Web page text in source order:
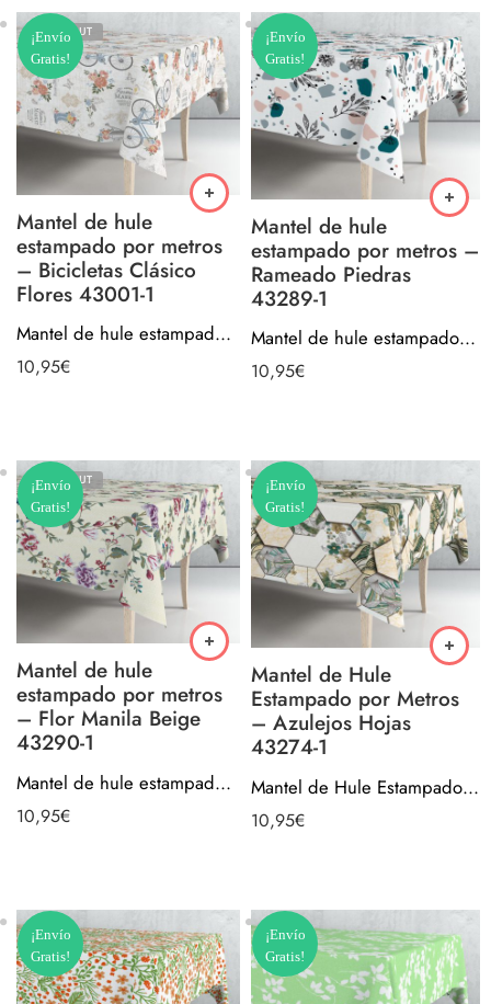
¡Envío
Gratis!
SOLD OUT
Mantel de hule
estampado por metros
– Bicicletas Clásico
Flores 43001-1
Mantel de hule estampado por metros – Bicicletas Clásico Flores 43001-1
10,95€
¡Envío
Gratis!
Mantel de hule
estampado por metros –
Rameado Piedras
43289-1
Mantel de hule estampado por metros – Rameado Piedras 43289-1
10,95€
¡Envío
Gratis!
SOLD OUT
Mantel de hule
estampado por metros
– Flor Manila Beige
43290-1
Mantel de hule estampado por metros – Flor Manila Beige 43290-1
10,95€
¡Envío
Gratis!
Mantel de Hule
Estampado por Metros
– Azulejos Hojas
43274-1
Mantel de Hule Estampado por Metros – Azulejos Hojas 43274-1
10,95€
¡Envío
Gratis!
¡Envío
Gratis!